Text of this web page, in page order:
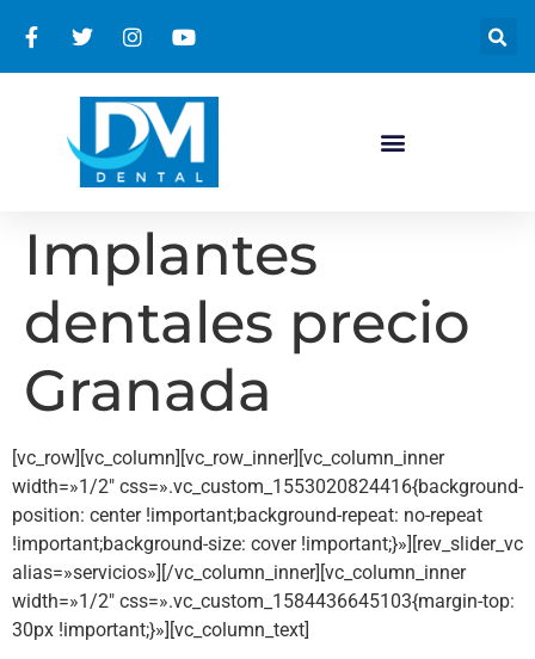
Implantes
dentales precio
Granada
[vc_row][vc_column][vc_row_inner][vc_column_inner
width=»1/2″ css=».vc_custom_1553020824416{background-
position: center !important;background-repeat: no-repeat
!important;background-size: cover !important;}»][rev_slider_vc
alias=»servicios»][/vc_column_inner][vc_column_inner
width=»1/2″ css=».vc_custom_1584436645103{margin-top:
30px !important;}»][vc_column_text]